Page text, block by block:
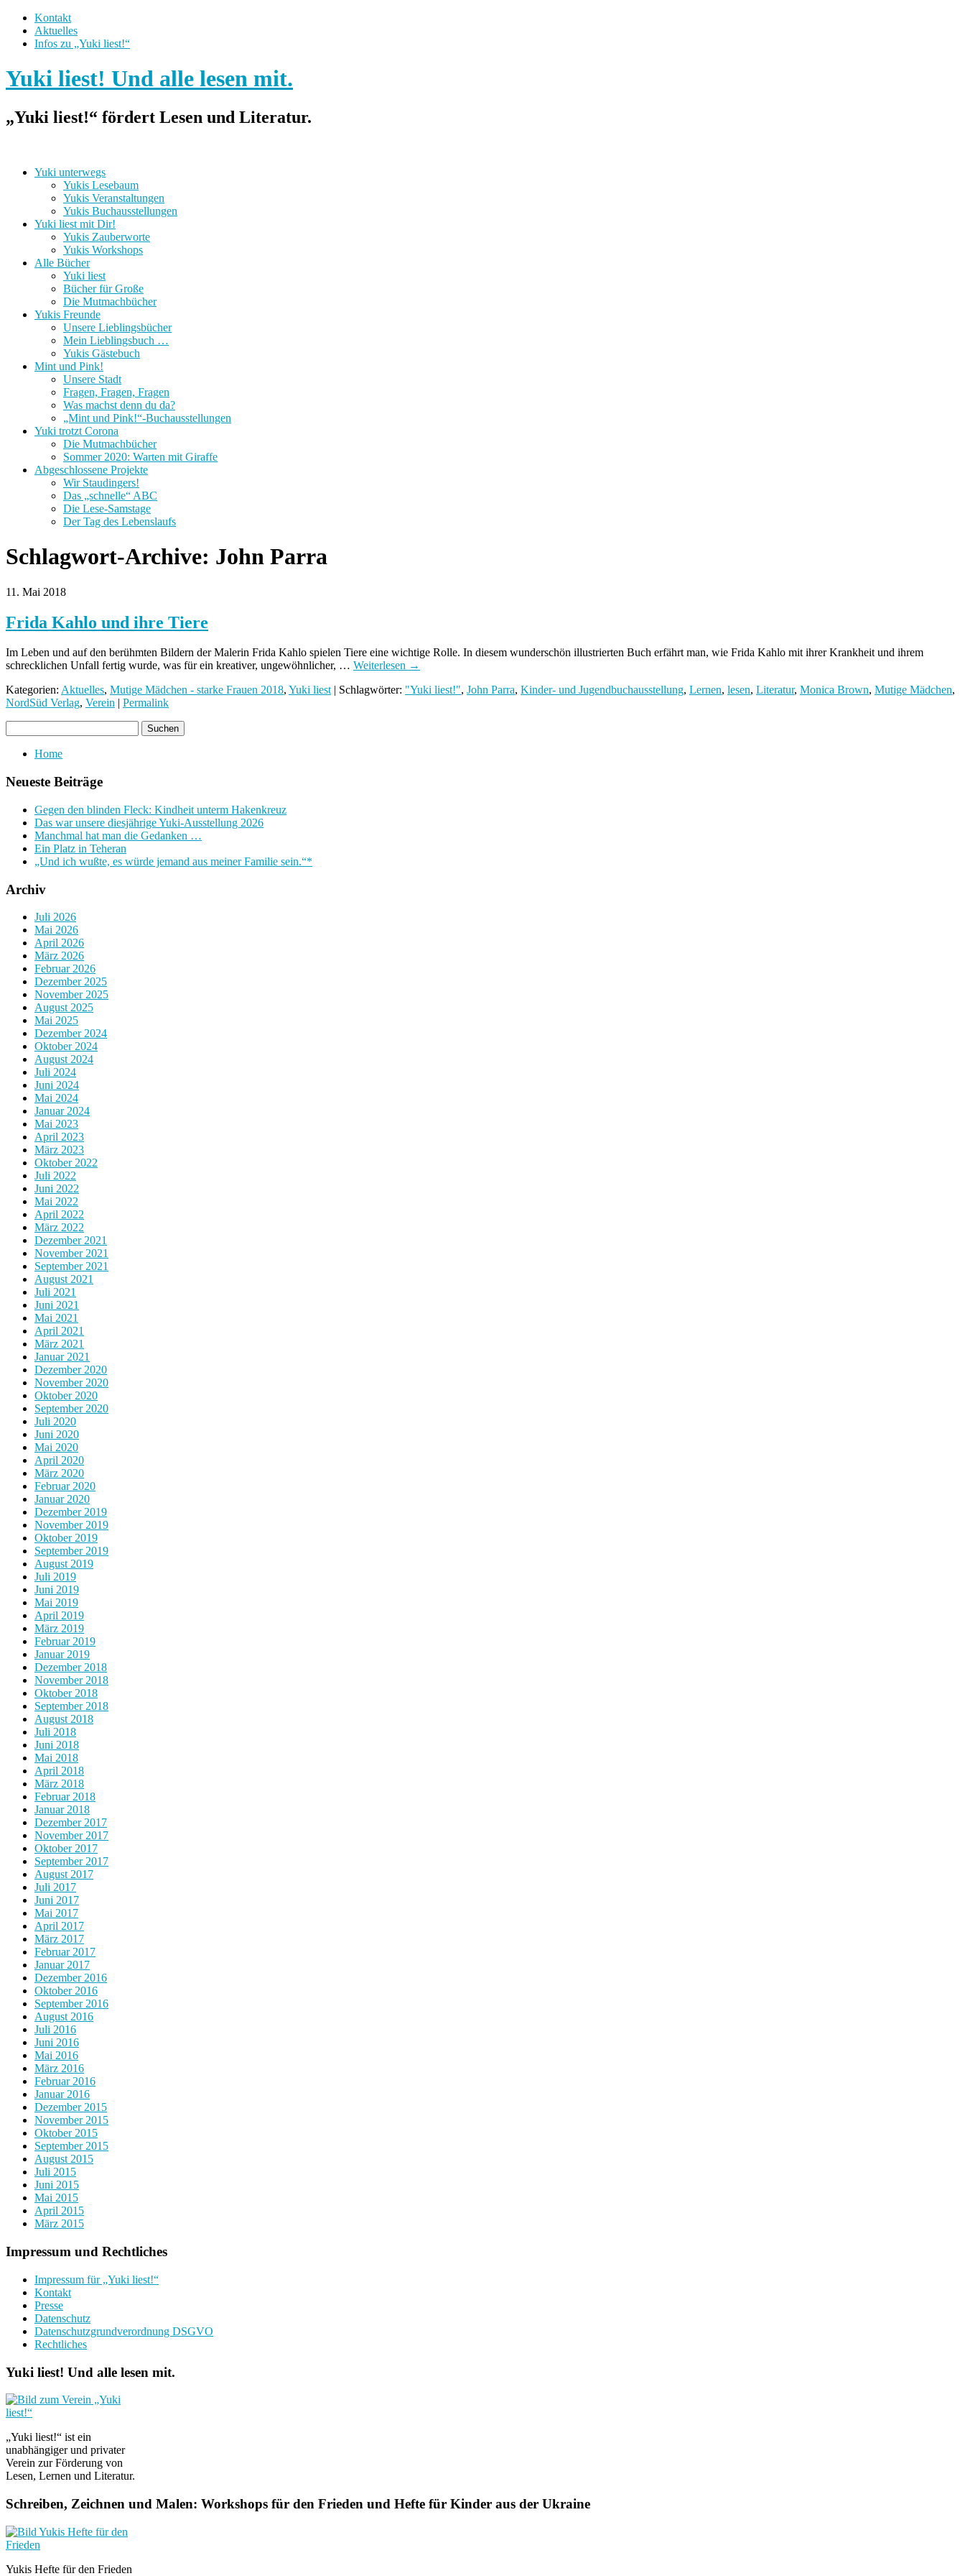
Kontakt
Aktuelles
Infos zu „Yuki liest!“
Yuki liest! Und alle lesen mit.
„Yuki liest!“ fördert Lesen und Literatur.
Yuki unterwegs
Yukis Lesebaum
Yukis Veranstaltungen
Yukis Buchausstellungen
Yuki liest mit Dir!
Yukis Zauberworte
Yukis Workshops
Alle Bücher
Yuki liest
Bücher für Große
Die Mutmachbücher
Yukis Freunde
Unsere Lieblingsbücher
Mein Lieblingsbuch …
Yukis Gästebuch
Mint und Pink!
Unsere Stadt
Fragen, Fragen, Fragen
Was machst denn du da?
„Mint und Pink!“-Buchausstellungen
Yuki trotzt Corona
Die Mutmachbücher
Sommer 2020: Warten mit Giraffe
Abgeschlossene Projekte
Wir Staudingers!
Das „schnelle“ ABC
Die Lese-Samstage
Der Tag des Lebenslaufs
Schlagwort-Archive: John Parra
11. Mai 2018
Frida Kahlo und ihre Tiere
Im Leben und auf den berühmten Bildern der Malerin Frida Kahlo spielen Tiere eine wichtige Rolle. In diesem wunderschön illustrierten Buch erfährt man, wie Frida Kahlo mit ihrer Krankheit und ihrem
schrecklichen Unfall fertig wurde, was für ein kreativer, ungewöhnlicher, … Weiterlesen →
Kategorien: Aktuelles, Mutige Mädchen - starke Frauen 2018, Yuki liest| Schlagwörter: "Yuki liest!", John Parra, Kinder- und Jugendbuchausstellung, Lernen, lesen, Literatur, Monica Brown, Mutige Mädchen,
NordSüd Verlag, Verein Permalink
Home
Neueste Beiträge
Gegen den blinden Fleck: Kindheit unterm Hakenkreuz
Das war unsere diesjährige Yuki-Ausstellung 2026
Manchmal hat man die Gedanken …
Ein Platz in Teheran
„Und ich wußte, es würde jemand aus meiner Familie sein.“*
Archiv
Juli 2026
Mai 2026
April 2026
März 2026
Februar 2026
Dezember 2025
November 2025
August 2025
Mai 2025
Dezember 2024
Oktober 2024
August 2024
Juli 2024
Juni 2024
Mai 2024
Januar 2024
Mai 2023
April 2023
März 2023
Oktober 2022
Juli 2022
Juni 2022
Mai 2022
April 2022
März 2022
Dezember 2021
November 2021
September 2021
August 2021
Juli 2021
Juni 2021
Mai 2021
April 2021
März 2021
Januar 2021
Dezember 2020
November 2020
Oktober 2020
September 2020
Juli 2020
Juni 2020
Mai 2020
April 2020
März 2020
Februar 2020
Januar 2020
Dezember 2019
November 2019
Oktober 2019
September 2019
August 2019
Juli 2019
Juni 2019
Mai 2019
April 2019
März 2019
Februar 2019
Januar 2019
Dezember 2018
November 2018
Oktober 2018
September 2018
August 2018
Juli 2018
Juni 2018
Mai 2018
April 2018
März 2018
Februar 2018
Januar 2018
Dezember 2017
November 2017
Oktober 2017
September 2017
August 2017
Juli 2017
Juni 2017
Mai 2017
April 2017
März 2017
Februar 2017
Januar 2017
Dezember 2016
Oktober 2016
September 2016
August 2016
Juli 2016
Juni 2016
Mai 2016
März 2016
Februar 2016
Januar 2016
Dezember 2015
November 2015
Oktober 2015
September 2015
August 2015
Juli 2015
Juni 2015
Mai 2015
April 2015
März 2015
Impressum und Rechtliches
Impressum für „Yuki liest!“
Kontakt
Presse
Datenschutz
Datenschutzgrundverordnung DSGVO
Rechtliches
Yuki liest! Und alle lesen mit.
„Yuki liest!“ ist ein
unabhängiger und privater
Verein zur Förderung von
Lesen, Lernen und Literatur.
Schreiben, Zeichnen und Malen: Workshops für den Frieden und Hefte für Kinder aus der Ukraine
Yukis Hefte für den Frieden